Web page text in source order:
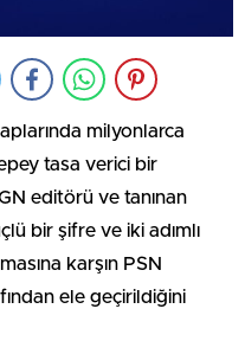
milyonlarca
tasa verici bir
editörü ve tanınan
bir şifre ve iki adımlı
karşın PSN
ele geçirildiğini